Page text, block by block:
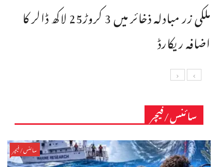
ملکی زر مبادلہ ذخائر میں 3 کروڑ25 لاکھ ڈالر کا
اضافہ ریکارڈ
سائنس/فیچر
سائنس/فیچر